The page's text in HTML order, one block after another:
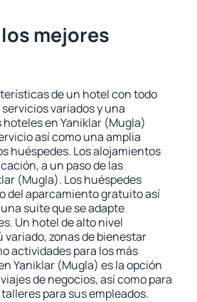
mejores
de un hotel con todo
variados y una
en Yaniklar (Mugla)
así como una amplia
huéspedes. Los alojamientos
a un paso de las
(Mugla). Los huéspedes
del aparcamiento gratuito así
suite que se adapte
Un hotel de alto nivel
zonas de bienestar
actividades para los más
Yaniklar (Mugla) es la opción
de negocios, así como para
para sus empleados.